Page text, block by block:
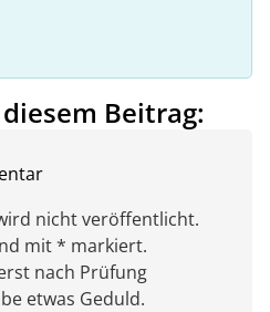
Beitrag:
nicht veröffentlicht.
mit * markiert.
nach Prüfung
etwas Geduld.